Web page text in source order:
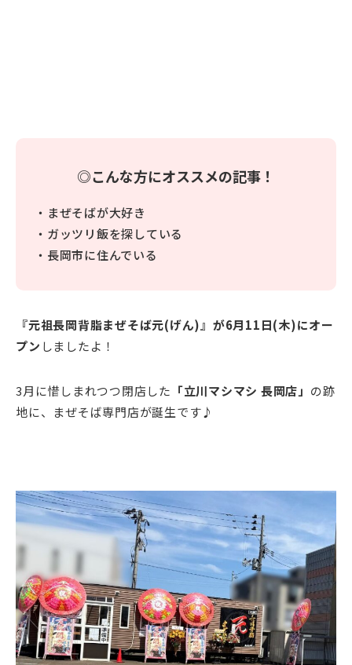
◎こんな方にオススメの記事！
・まぜそばが大好き
・ガッツリ飯を探している
・長岡市に住んでいる
『元祖長岡背脂まぜそば元(げん)』が6月11日(木)にオー
プン しましたよ！
3月に惜しまれつつ閉店した 「立川マシマシ 長岡店」 の跡
地に、まぜそば専門店が誕生です♪